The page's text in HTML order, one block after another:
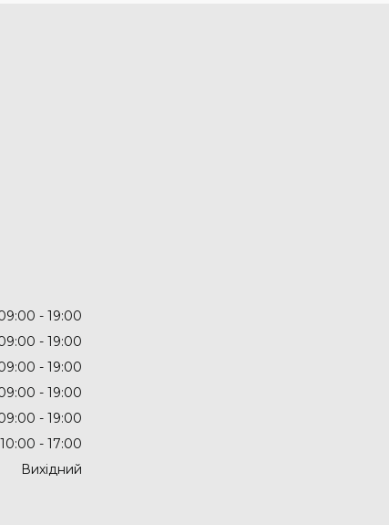
19:00
19:00
19:00
19:00
19:00
10:00
17:00
Вихідний